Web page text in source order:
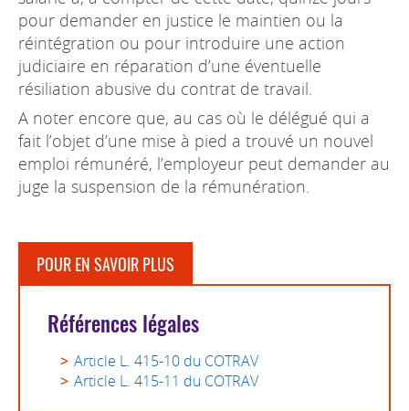
pour demander en justice le maintien ou la
réintégration ou pour introduire une action
judiciaire en réparation d’une éventuelle
résiliation abusive du contrat de travail.
A noter encore que, au cas où le délégué qui a
fait l’objet d’une mise à pied a trouvé un nouvel
emploi rémunéré, l’employeur peut demander au
juge la suspension de la rémunération.
POUR EN SAVOIR PLUS
Références légales
Article L. 415-10 du COTRAV
Article L. 415-11 du COTRAV